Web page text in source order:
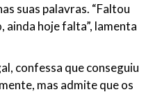
suas palavras. “Faltou
hoje falta”, lamenta
confessa que conseguiu
mas admite que os